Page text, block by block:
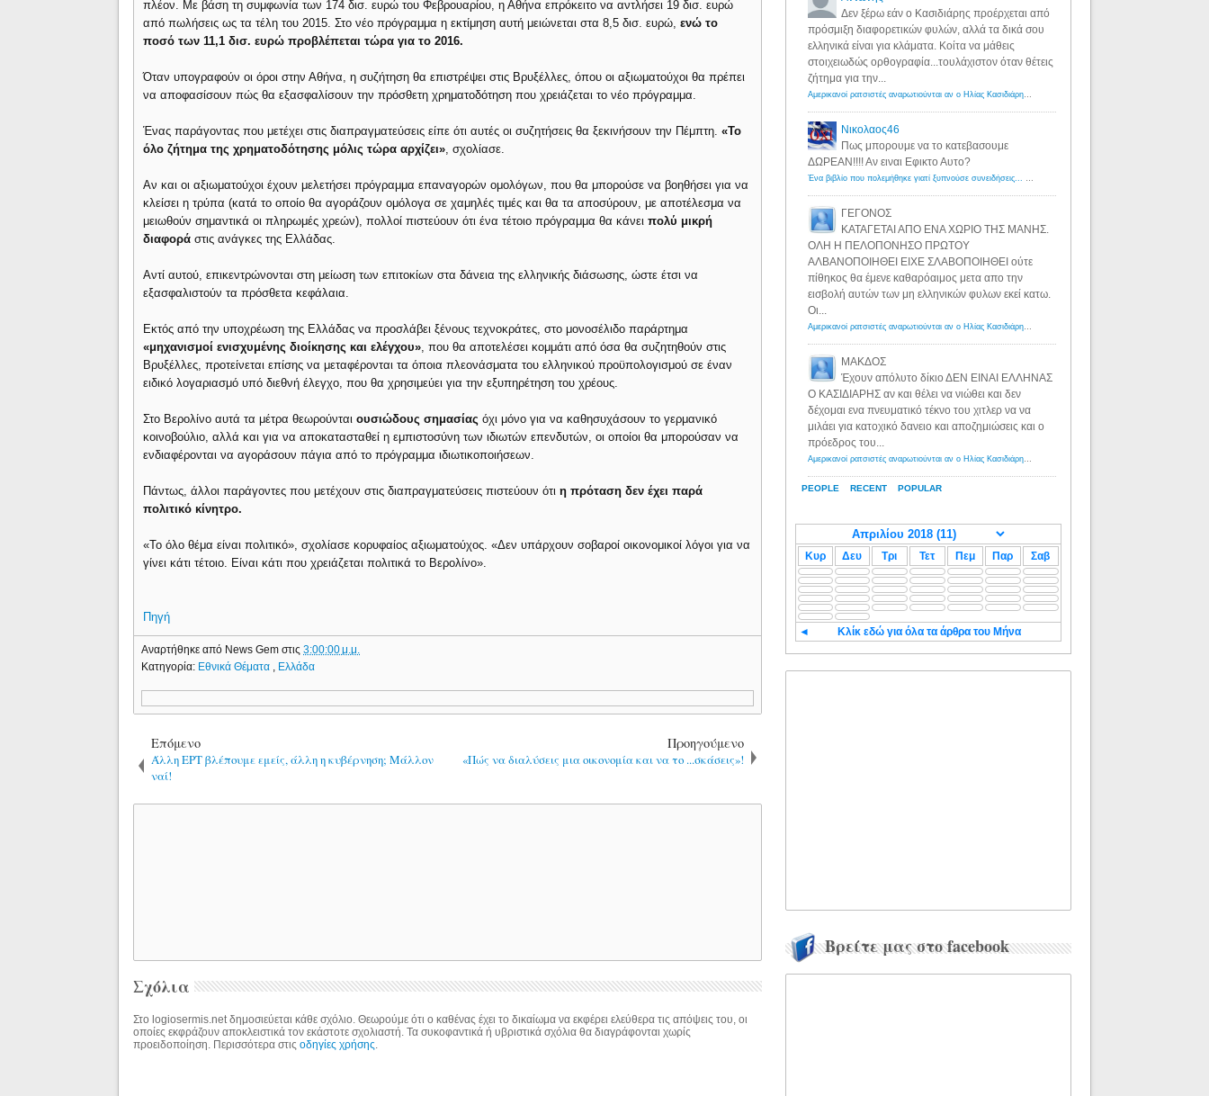
πλέον. Με βάση τη συμφωνία των 174 δισ. ευρώ του Φεβρουαρίου, η Αθήνα επρόκειτο να αντλήσει 19 δισ. ευρώ
από πωλήσεις ως τα τέλη του 2015. Στο νέο πρόγραμμα η εκτίμηση αυτή μειώνεται στα 8,5 δισ. ευρώ,ενώ το
ποσό των 11,1 δισ. ευρώ προβλέπεται τώρα για το 2016.
Όταν υπογραφούν οι όροι στην Αθήνα, η συζήτηση θα επιστρέψει στις Βρυξέλλες, όπου οι αξιωματούχοι θα πρέπει
να αποφασίσουν πώς θα εξασφαλίσουν την πρόσθετη χρηματοδότηση που χρειάζεται το νέο πρόγραμμα.
Ένας παράγοντας που μετέχει στις διαπραγματεύσεις είπε ότι αυτές οι συζητήσεις θα ξεκινήσουν την Πέμπτη.«Το
όλο ζήτημα της χρηματοδότησης μόλις τώρα αρχίζει», σχολίασε.
Αν και οι αξιωματούχοι έχουν μελετήσει πρόγραμμα επαναγορών ομολόγων, που θα μπορούσε να βοηθήσει για να
κλείσει η τρύπα (κατά το οποίο θα αγοράζουν ομόλογα σε χαμηλές τιμές και θα τα αποσύρουν, με αποτέλεσμα να
μειωθούν σημαντικά οι πληρωμές χρεών), πολλοί πιστεύουν ότι ένα τέτοιο πρόγραμμα θα κάνειπολύ μικρή
διαφορά στις ανάγκες της Ελλάδας.
Αντί αυτού, επικεντρώνονται στη μείωση των επιτοκίων στα δάνεια της ελληνικής διάσωσης, ώστε έτσι να
εξασφαλιστούν τα πρόσθετα κεφάλαια.
Εκτός από την υποχρέωση της Ελλάδας να προσλάβει ξένους τεχνοκράτες, στο μονοσέλιδο παράρτημα
«μηχανισμοί ενισχυμένης διοίκησης και ελέγχου», που θα αποτελέσει κομμάτι από όσα θα συζητηθούν στις
Βρυξέλλες, προτείνεται επίσης να μεταφέρονται τα όποια πλεονάσματα του ελληνικού προϋπολογισμού σε έναν
ειδικό λογαριασμό υπό διεθνή έλεγχο, που θα χρησιμεύει για την εξυπηρέτηση του χρέους.
Στο Βερολίνο αυτά τα μέτρα θεωρούνταιουσιώδους σημασίας όχι μόνο για να καθησυχάσουν το γερμανικό
κοινοβούλιο, αλλά και για να αποκατασταθεί η εμπιστοσύνη των ιδιωτών επενδυτών, οι οποίοι θα μπορούσαν να
ενδιαφέρονται να αγοράσουν πάγια από το πρόγραμμα ιδιωτικοποιήσεων.
Πάντως, άλλοι παράγοντες που μετέχουν στις διαπραγματεύσεις πιστεύουν ότιη πρόταση δεν έχει παρά
πολιτικό κίνητρο.
«Το όλο θέμα είναι πολιτικό», σχολίασε κορυφαίος αξιωματούχος. «Δεν υπάρχουν σοβαροί οικονομικοί λόγοι για να
γίνει κάτι τέτοιο. Είναι κάτι που χρειάζεται πολιτικά το Βερολίνο».
Πηγή
Αναρτήθηκε από News Gemστις3:00:00 μ.μ.
Κατηγορία: Εθνικά Θέματα Ελλάδα
Επόμενο
Άλλη ΕΡΤ βλέπουμε εμείς, άλλη η κυβέρνηση; Μάλλον
ναί!
Προηγούμενο
«Πώς να διαλύσεις μια οικονομία και να το ...σκάσεις»!
Σχόλια
Στο logiosermis.net δημοσιεύεται κάθε σχόλιο. Θεωρούμε ότι ο καθένας έχει το δικαίωμα να εκφέρει ελεύθερα τις απόψεις του, οι
οποίες εκφράζουν αποκλειστικά τον εκάστοτε σχολιαστή. Τα συκοφαντικά ή υβριστικά σχόλια θα διαγράφονται χωρίς
προειδοποίηση. Περισσότερα στιςοδηγίες χρήσης
PEOPLE RECENT POPULAR
Δεν ξέρω εάν ο Κασιδιάρης προέρχεται από
πρόσμιξη διαφορετικών φυλών, αλλά τα δικά σου
ελληνικά είναι για κλάματα. Κοίτα να μάθεις
στοιχειωδώς ορθογραφία...τουλάχιστον όταν θέτεις
ζήτημα για την...
Αμερικανοί ρατσιστές αναρωτιούνται αν ο Ηλίας Κασιδιάρης ανήκει στη λευκή φυλή... - Λόγιος Ερμής
Νικολαος46
Πως μπορουμε να το κατεβασουμε
ΔΩΡΕΑΝ!!!! Αν ειναι Εφικτο Αυτο?
Ένα βιβλίο που πολεμήθηκε γιατί ξυπνούσε συνειδήσεις... - Λόγιος Ερμής | Η γνώση ξεκινάει με την αναζήτηση...
ΓΕΓΟΝΟΣ
ΚΑΤΑΓΕΤΑΙ ΑΠΟ ΕΝΑ ΧΩΡΙΟ ΤΗΣ ΜΑΝΗΣ.
ΟΛΗ Η ΠΕΛΟΠΟΝΗΣΟ ΠΡΩΤΟΥ
ΑΛΒΑΝΟΠΟΙΗΘΕΙ ΕΙΧΕ ΣΛΑΒΟΠΟΙΗΘΕΙ ούτε
πίθηκος θα έμενε καθαρόαιμος μετα απο την
εισβολή αυτών των μη ελληνικών φυλων εκεί κατω.
Οι...
Αμερικανοί ρατσιστές αναρωτιούνται αν ο Ηλίας Κασιδιάρης ανήκει στη λευκή φυλή... - Λόγιος Ερμής
ΜΑΚΔΟΣ
Έχουν απόλυτο δίκιο ΔΕΝ ΕΙΝΑΙ ΕΛΛΗΝΑΣ
Ο ΚΑΣΙΔΙΑΡΗΣ αν και θέλει να νιώθει και δεν
δέχομαι ενα πνευματικό τέκνο του χιτλερ να να
μιλάει για κατοχικό δανειο και αποζημιώσεις και ο
πρόεδρος του...
Αμερικανοί ρατσιστές αναρωτιούνται αν ο Ηλίας Κασιδιάρης ανήκει στη λευκή φυλή... - Λόγιος Ερμής
Κυρ Δευ Τρι Τετ Πεμ Παρ Σαβ
◄ Κλίκ εδώ για όλα τα άρθρα του Μήνα
Βρείτε μας στο facebook